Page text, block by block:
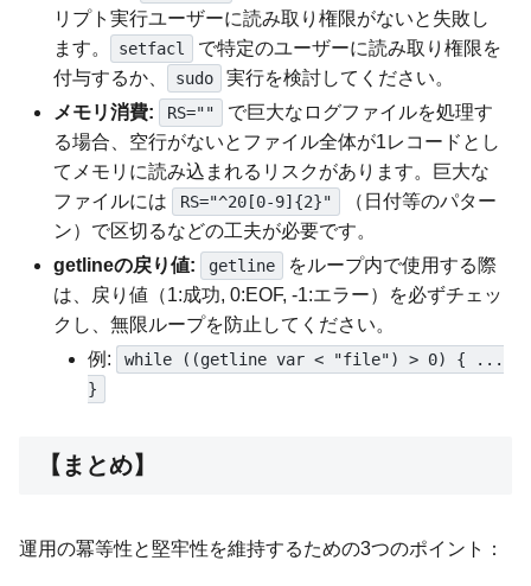
リプト実行ユーザーに読み取り権限がないと失敗し
ます。
setfacl
で特定のユーザーに読み取り権限を
付与するか、
sudo
実行を検討してください。
メモリ消費:
RS=""
で巨大なログファイルを処理す
る場合、空行がないとファイル全体が1レコードとし
てメモリに読み込まれるリスクがあります。巨大な
ファイルには
RS="^20[0-9]{2}"
（日付等のパター
ン）で区切るなどの工夫が必要です。
getlineの戻り値:
getline
をループ内で使用する際
は、戻り値（1:成功, 0:EOF, -1:エラー）を必ずチェッ
クし、無限ループを防止してください。
例:
while ((getline var < "file") > 0) { ...
}
【まとめ】
運用の冪等性と堅牢性を維持するための3つのポイント：